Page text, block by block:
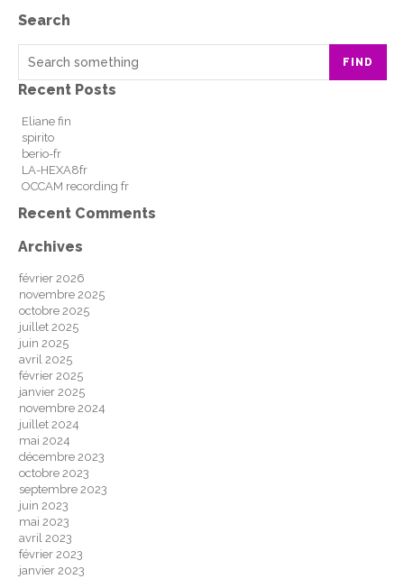
Search
FIND
Recent Posts
Eliane fin
spirito
berio-fr
LA-HEXA8fr
OCCAM recording fr
Recent Comments
Archives
février 2026
novembre 2025
octobre 2025
juillet 2025
juin 2025
avril 2025
février 2025
janvier 2025
novembre 2024
juillet 2024
mai 2024
décembre 2023
octobre 2023
septembre 2023
juin 2023
mai 2023
avril 2023
février 2023
janvier 2023